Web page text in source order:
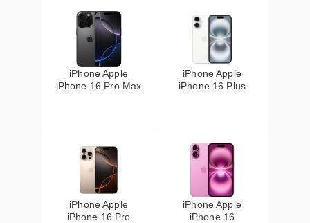
iPhone Apple
iPhone 16 Pro Max
iPhone Apple
iPhone 16 Plus
iPhone Apple
iPhone 16 Pro
iPhone Apple
iPhone 16